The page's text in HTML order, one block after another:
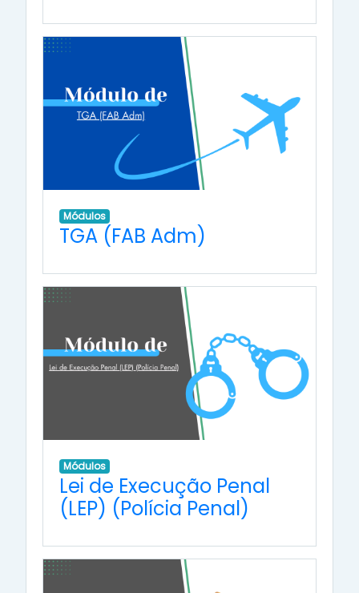
Módulos
TGA (FAB Adm)
Módulos
Lei de Execução Penal
(LEP) (Polícia Penal)